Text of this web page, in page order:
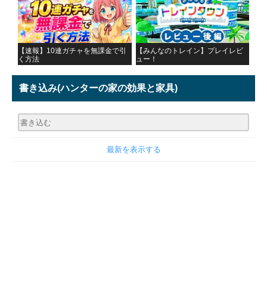
【速報】10連ガチャを無課金で引
く方法
【みんなのトレイン】プレイレビ
ュー！
書き込み(ハンターの家の効果と家具)
最新を表示する